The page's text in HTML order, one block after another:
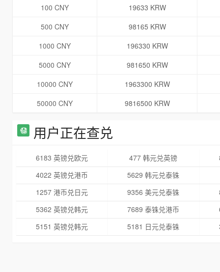
100 CNY
19633 KRW
500 CNY
98165 KRW
1000 CNY
196330 KRW
5000 CNY
981650 KRW
10000 CNY
1963300 KRW
50000 CNY
9816500 KRW
用户正在查兑
6183 英镑兑欧元 477 韩元兑英镑
4022 英镑兑港币
5629 韩元兑泰铢
1257 港币兑日元
9356 美元兑泰铢
5362 英镑兑韩元
7689 泰铢兑港币
5151 英镑兑韩元
5181 日元兑泰铢